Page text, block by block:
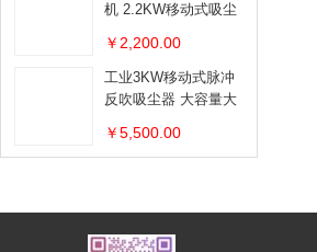
机 2.2KW移动式吸尘
￥2,200.00
工业3KW移动式脉冲
反吹吸尘器 大容量大
￥5,500.00